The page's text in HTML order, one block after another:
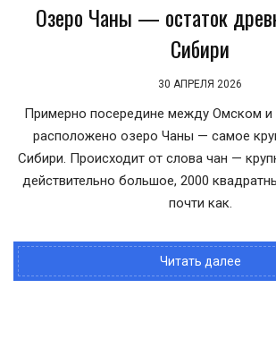
Озеро Чаны — остаток
Сибири
30 АПРЕЛЯ 2026
Примерно посередине между Омском
расположено озеро Чаны — самое
Сибири. Происходит от слова чан —
действительно большое, 2000
почти как.
Читать далее